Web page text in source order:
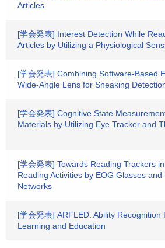
Articles
[学会発表] Interest Detection While
Articles by Utilizing a Physiological
[学会発表] Combining Software-Based
Wide-Angle Lens for Sneaking
[学会発表] Cognitive State
Materials by Utilizing Eye Tracker and
[学会発表] Towards Reading Trackers
Reading Activities by EOG Glasses
Networks
[学会発表] ARFLED: Ability Recognition
Learning and Education